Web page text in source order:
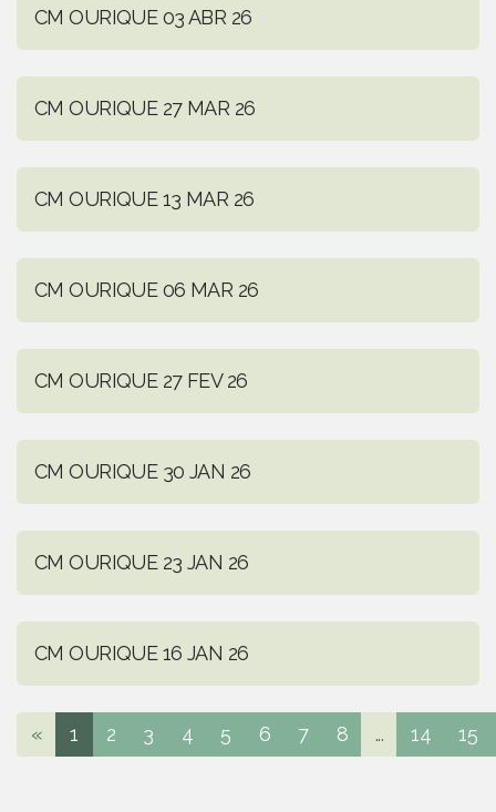
CM OURIQUE 03 ABR 26
CM OURIQUE 27 MAR 26
CM OURIQUE 13 MAR 26
CM OURIQUE 06 MAR 26
CM OURIQUE 27 FEV 26
CM OURIQUE 30 JAN 26
CM OURIQUE 23 JAN 26
CM OURIQUE 16 JAN 26
« 1 2 3 4 5 6 7 8 ... 14 15